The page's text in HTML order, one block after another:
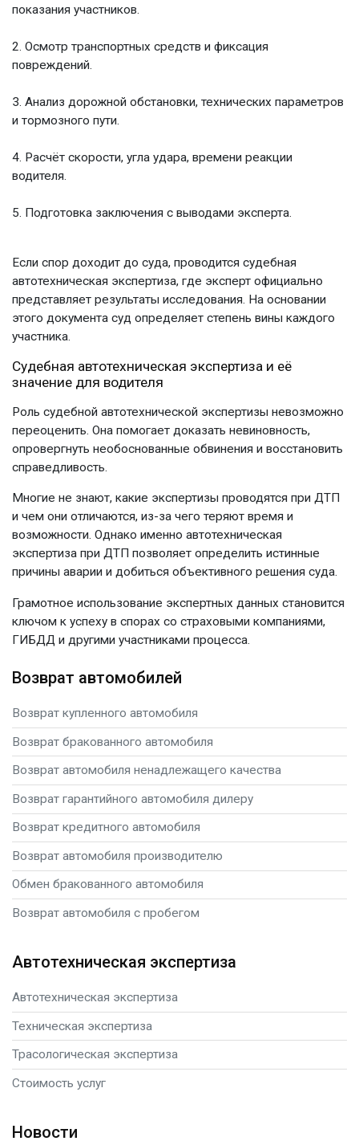
показания участников.
Осмотр транспортных средств и фиксация
повреждений.
Анализ дорожной обстановки, технических параметров
и тормозного пути.
Расчёт скорости, угла удара, времени реакции
водителя.
Подготовка заключения с выводами эксперта.
Если спор доходит до суда, проводится судебная
автотехническая экспертиза, где эксперт официально
представляет результаты исследования. На основании
этого документа суд определяет степень вины каждого
участника.
Судебная автотехническая экспертиза и её
значение для водителя
Роль судебной автотехнической экспертизы невозможно
переоценить. Она помогает доказать невиновность,
опровергнуть необоснованные обвинения и восстановить
справедливость.
Многие не знают, какие экспертизы проводятся при ДТП
и чем они отличаются, из-за чего теряют время и
возможности. Однако именно автотехническая
экспертиза при ДТП позволяет определить истинные
причины аварии и добиться объективного решения суда.
Грамотное использование экспертных данных становится
ключом к успеху в спорах со страховыми компаниями,
ГИБДД и другими участниками процесса.
Возврат автомобилей
Возврат купленного автомобиля
Возврат бракованного автомобиля
Возврат автомобиля ненадлежащего качества
Возврат гарантийного автомобиля дилеру
Возврат кредитного автомобиля
Возврат автомобиля производителю
Обмен бракованного автомобиля
Возврат автомобиля с пробегом
Автотехническая экспертиза
Автотехническая экспертиза
Техническая экспертиза
Трасологическая экспертиза
Стоимость услуг
Новости